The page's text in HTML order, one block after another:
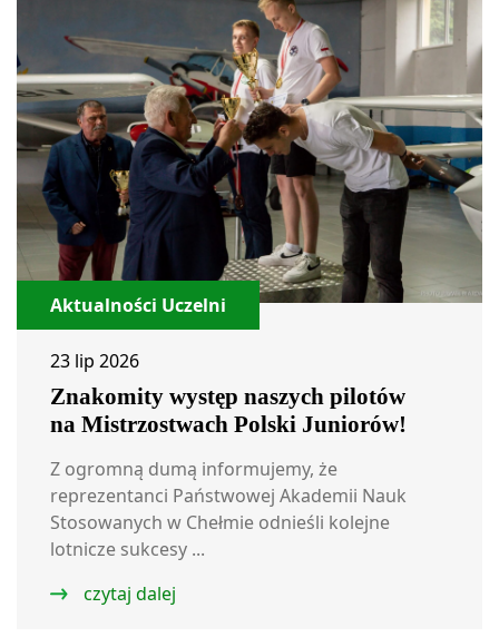
Aktualności Uczelni
23 lip 2026
Znakomity występ naszych pilotów
na Mistrzostwach Polski Juniorów!
Z ogromną dumą informujemy, że
reprezentanci Państwowej Akademii Nauk
Stosowanych w Chełmie odnieśli kolejne
lotnicze sukcesy ...
czytaj dalej